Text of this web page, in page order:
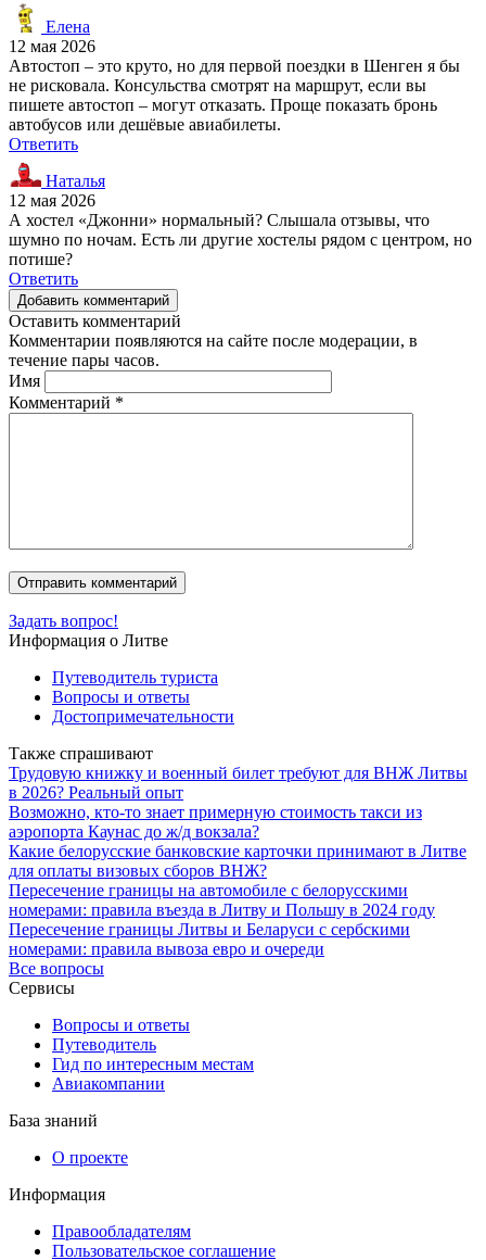
Елена
12 мая 2026
Автостоп – это круто, но для первой поездки в Шенген я бы
не рисковала. Консульства смотрят на маршрут, если вы
пишете автостоп – могут отказать. Проще показать бронь
автобусов или дешёвые авиабилеты.
Ответить
Наталья
12 мая 2026
А хостел «Джонни» нормальный? Слышала отзывы, что
шумно по ночам. Есть ли другие хостелы рядом с центром, но
потише?
Ответить
Добавить комментарий
Оставить комментарий
Комментарии появляются на сайте после модерации, в
течение пары часов.
Имя
Комментарий *
Задать вопрос!
Информация о Литве
Путеводитель туриста
Вопросы и ответы
Достопримечательности
Также спрашивают
Трудовую книжку и военный билет требуют для ВНЖ Литвы
в 2026? Реальный опыт
Возможно, кто-то знает примерную стоимость такси из
аэропорта Каунас до ж/д вокзала?
Какие белорусские банковские карточки принимают в Литве
для оплаты визовых сборов ВНЖ?
Пересечение границы на автомобиле с белорусскими
номерами: правила въезда в Литву и Польшу в 2024 году
Пересечение границы Литвы и Беларуси с сербскими
номерами: правила вывоза евро и очереди
Все вопросы
Сервисы
Вопросы и ответы
Путеводитель
Гид по интересным местам
Авиакомпании
База знаний
О проекте
Информация
Правообладателям
Пользовательское соглашение